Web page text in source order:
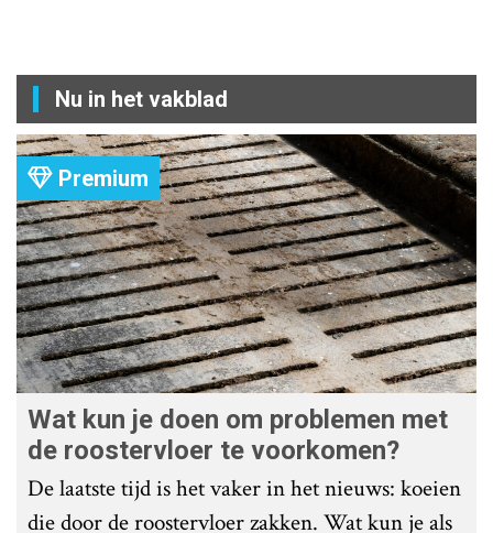
Nu in het vakblad
Premium
Wat kun je doen om problemen met
de roostervloer te voorkomen?
De laatste tijd is het vaker in het nieuws: koeien
die door de roostervloer zakken. Wat kun je als